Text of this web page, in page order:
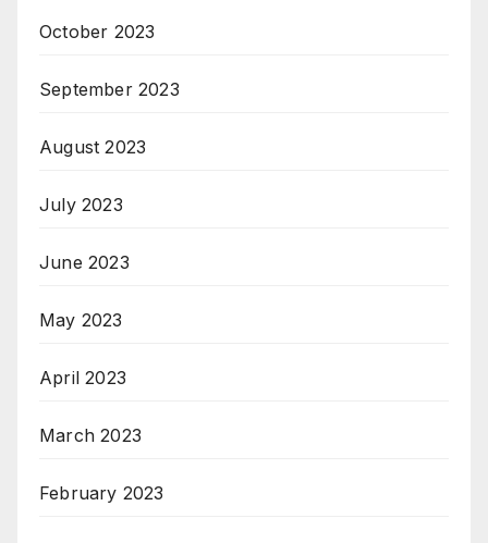
October 2023
September 2023
August 2023
July 2023
June 2023
May 2023
April 2023
March 2023
February 2023